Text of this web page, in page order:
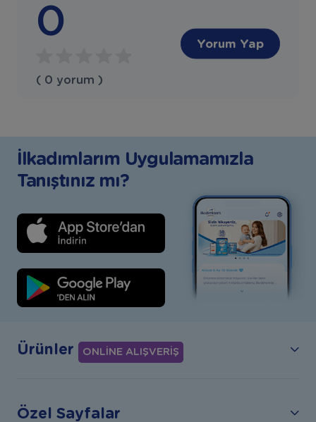
0
( 0 yorum )
Yorum Yap
İlkadımlarım Uygulamamızla
Tanıştınız mı?
Ürünler ONLİNE ALIŞVERİŞ
Özel Sayfalar